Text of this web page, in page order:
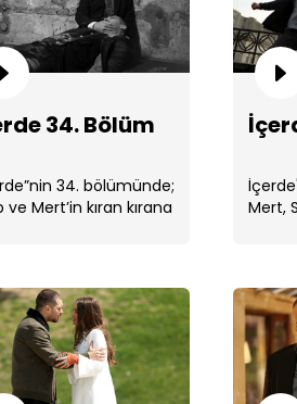
34. Bölüm
34. bölümünde;
ve Mert’in kıran kırana
Mert,